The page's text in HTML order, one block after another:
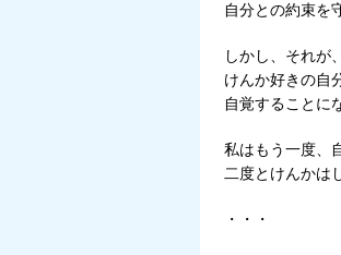
自分との約束を
しかし、それが
けんか好きの自
自覚することに
私はもう一度、
二度とけんかは
・・・